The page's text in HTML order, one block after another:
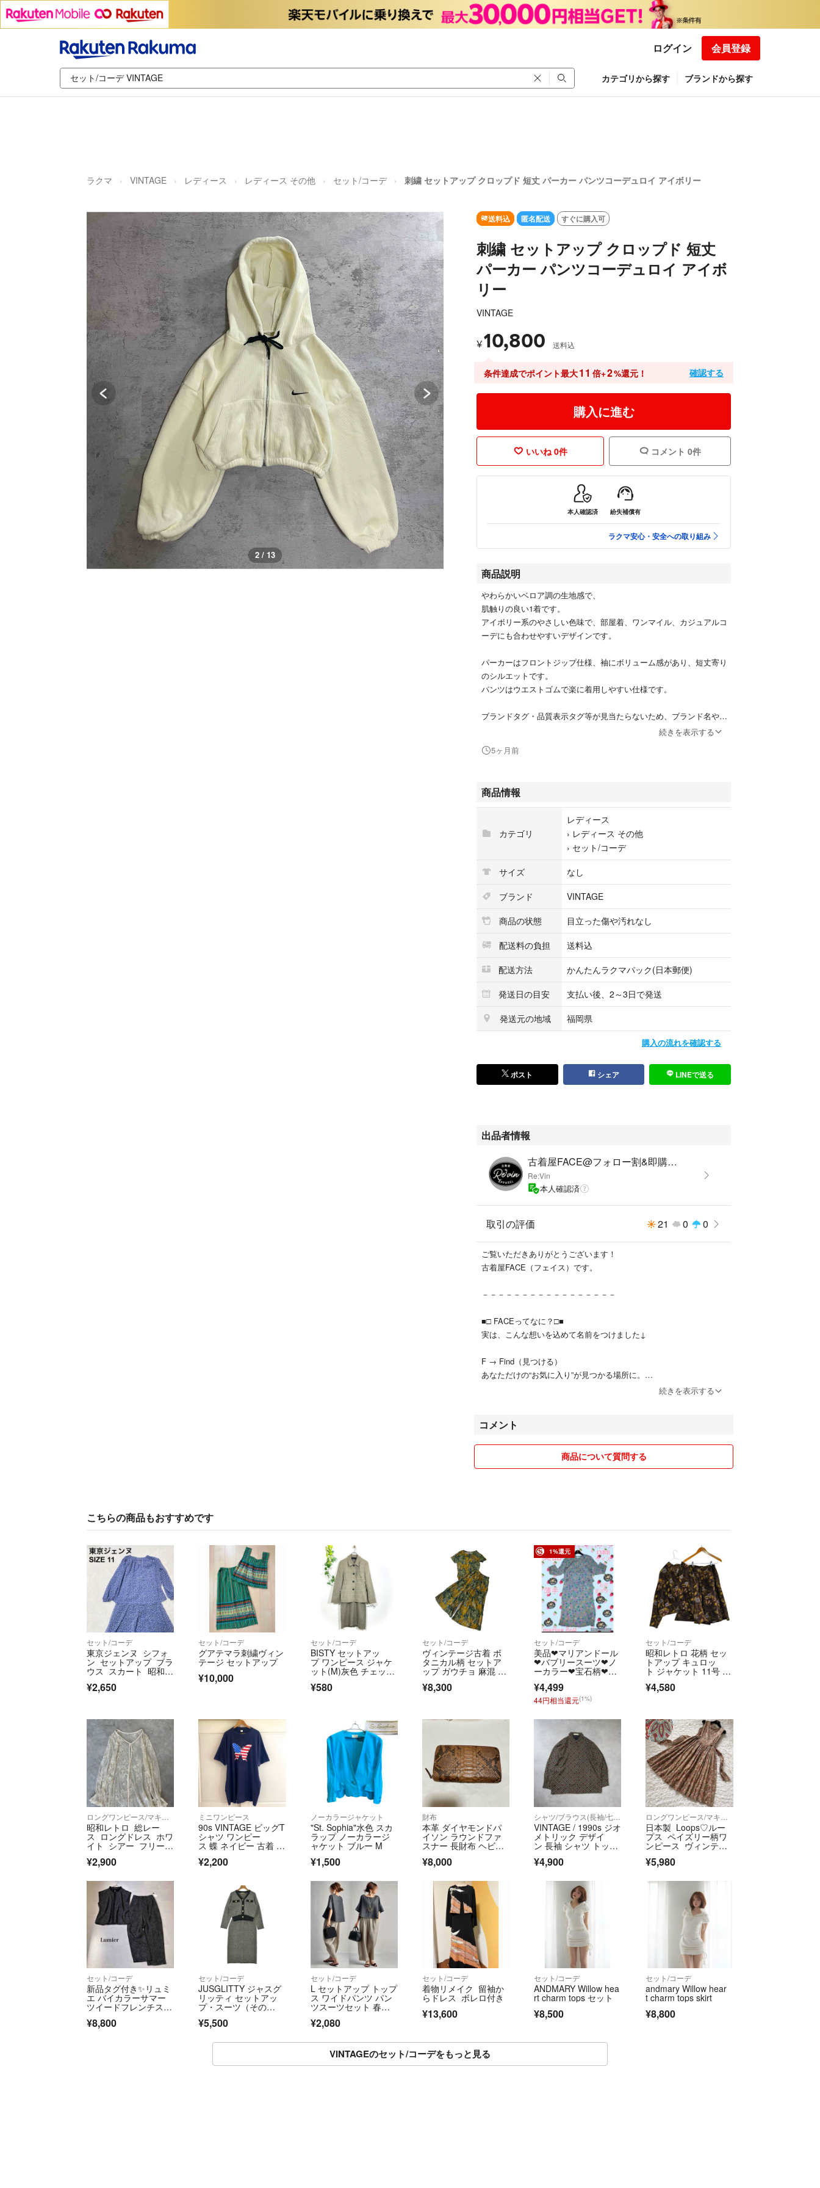
ログイン 会員登録
カテゴリから探す ブランドから探す
ラクマ VINTAGE レディース レディース その他 セット/コーデ 刺繍 セットアップ クロップド 短丈 パーカー パンツコーデュロイ アイボリー
2 / 13
送料込 匿名配送 すぐに購入可
刺繍 セットアップ クロップド 短丈
パーカー パンツコーデュロイ アイボ
リー
VINTAGE
¥10,800 送料込
条件達成でポイント最大11 倍+2%還元！ 確認する
購入に進む
いいね 0件 コメント 0件
本人確認済 紛失補償有
ラクマ安心・安全への取り組み
商品説明
やわらかいベロア調の生地感で、
肌触りの良い1着です。
アイボリー系のやさしい色味で、部屋着、ワンマイル、カジュアルコ
ーデにも合わせやすいデザインです。
パーカーはフロントジップ仕様、袖にボリューム感があり、短丈寄り
のシルエットです。
パンツはウエストゴムで楽に着用しやすい仕様です。
ブランドタグ・品質表示タグ等が見当たらないため、ブランド名や素
画像・実寸をご確認のうえご検討ください。
【パーカー】
肩幅 約58cm
着丈 約46cm
【パンツ】
ウエスト 約31cm
股上 約34cm
総丈 約96cm
※平置き採寸です。多少の誤差はご了承ください。
他サイトや、様々な方法で販売しておりますので気になった方はお早
めに購入される事をオススメします。
即購入大歓迎です！(^^)
#古着屋FACE ←他の商品もご覧くださいね
ご希望の方は『(まとめ買いしたい商品)とまとめ買いしたいです！』
★状態について★
古着故、多少の使用感はございますが、普段古着を着られる方でした
※商品名に書いている年代とは違う場合もあります、ご理解の上ご購
入ください。
※多少の汚れ・破れがあっても、目立っていなければ、目立った傷汚
も、古着ですので価値観によっては「傷・汚れ」と思われてしまう場
気になるところがある際は、具体的にコメントをお願いいたします。
また、写真写りやシワ等も写真の撮り方で実物と少々違う場合があり
★上記、ご理解の上でご購入よろしくお願いいたします★
続きを表示する
5ヶ月前
商品情報
カテゴリ
レディース
› レディース その他
› セット/コーデ
サイズ
なし
ブランド
VINTAGE
商品の状態
目立った傷や汚れなし
配送料の負担
送料込
配送方法
かんたんラクマパック(日本郵便)
発送日の目安
支払い後、2～3日で発送
発送元の地域
福岡県
購入の流れを確認する
ポスト シェア LINEで送る
出品者情報
古着屋FACE@フォロー割&即購入◎
Re:Vin
本人確認済
取引の評価 21 0 0
ご覧いただきありがとうございます！
古着屋FACE（フェイス）です。
－－－－－－－－－－－－－－－－－
■□ FACEってなに？□■
実は、こんな想いを込めて名前をつけました↓
F → Find（見つける）
あなただけの“お気に入り”が見つかる場所に。
C → Connect（つながる）
服をきっかけに、素敵なご縁が生まれたら嬉しいなと。
どうぞよろしくお願いいたします！
－－－－－－－－－－－－－－－－－
■□ フォロー割やってます！□■
フォローしてくださった方限定
【500円OFF】
でお値下げ中！
→「フォロー割希望」とコメントください♪
■□ お取引について □■
・まとめ買いやリピーターの方には
さらにサービスします◎
・古着なので、使用感などご理解ある方のみ
ご購入ください
・発送はできるだけ早く（基本は平日）行います！
■□ 採寸について □■
素人採寸ですので、
2〜3cmの誤差はご容赦ください。
商品説明内のサイズはcm表記です
購入後の返品は、こちらに不利益が大きいので控えていただけるとあ
りがたいです。それでも返品される場合は、たいへん申し訳ありませ
んが送料お客様負担の対応となります。そのため、気になることがあ
れば購入前にコメントいただきますようお願いいたします。
「届くのが楽しみ！」って思ってもらえるように、
ひとつひとつ丁寧にやってます！
気になることがあれば、どんなことでも
お気軽にコメントください！
それでは、素敵なご縁がありますように！
続きを表示する
コメント
商品について質問する
こちらの商品もおすすめです
セット/コーデ
東京ジェンヌ シフォ
ン セットアップ ブラ
ウス スカート 昭和レ
¥2,650
セット/コーデ
グアテマラ刺繍ヴィン
テージ セットアップ
¥10,000
セット/コーデ
BISTY セットアッ
プ ワンピース ジャケ
ット(M)灰色 チェッ
¥580
セット/コーデ
ヴィンテージ古着 ボ
タニカル柄 セットア
ップ ガウチョ 麻混 リ
¥8,300
1%還元
セット/コーデ
美品❤マリアンドール
❤バブリースーツ❤ノ
ーカラー❤宝石柄❤総
¥4,499
44円相当還元(1%)
セット/コーデ
昭和レトロ 花柄 セッ
トアップ キュロッ
ト ジャケット 11号 ヴ
¥4,580
昭和レトロ 総レー
ス ロングドレス ホワ
イト シアー フリーサ
イズ
¥2,900
ミニワンピース
90s VINTAGE ビッグT
シャツ ワンピー
ス 蝶 ネイビー 古着 ア
メカジ
¥2,200
ノーカラージャケット
"St. Sophia"水色 スカ
ラップ ノーカラージ
ャケット ブルー M
¥1,500
財布
本革 ダイヤモンドパ
イソン ラウンドファ
スナー 長財布 ヘビ
革 ブラウン系 綺麗 ナ
チュラル エキゾチッ
¥8,000
VINTAGE / 1990s ジオ
メトリック デザイ
ン 長袖 シャツ トップ
¥4,900
日本製 Loops♡ルー
プス ペイズリー柄ワ
ンピース ヴィンテー
ジライク M～L
¥5,980
セット/コーデ
新品タグ付き✨リュミ
エ バイカラーサマー
ツイードフレンチスリ
ーブブラウス ルーズ
パンツ
¥8,800
セット/コーデ
JUSGLITTY ジャスグ
リッティ セットアッ
プ・スーツ（その
他） S グレー 【古
着】【中古】【送料無
¥5,500
セット/コーデ
L セットアップ トップ
ス ワイドパンツ パン
ツスーツセット 春
夏 紺 上下セット 2点
セット ブラウス リゾ
¥2,080
セット/コーデ
着物リメイク 留袖か
らドレス ボレロ付き
¥13,600
セット/コーデ
ANDMARY Willow hea
rt charm tops セット
¥8,500
セット/コーデ
andmary Willow hear
t charm tops skirt
¥8,800
VINTAGEのセット/コーデをもっと見る